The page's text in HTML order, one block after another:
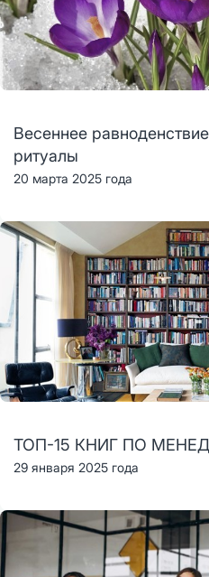
Весеннее
ритуалы
20 марта 2025 года
ТОП-15 КНИГ ПО
29 января 2025 года